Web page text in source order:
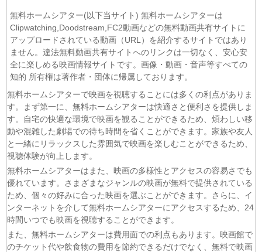
無料ホームシアター(以下当サイト) 無料ホームシアターは
Clipwatching,Doodstream,FC2動画などの無料動画共有サイトに
アップロードされている動画（URL）を紹介するサイトではあり
ません。違法無料動画共有サイトへのリンクは一切なく、安心安
全に楽しめる映画情報サイトです。画像・動画・音声等すべての
知的 所有権は著作者・団体に帰属しております。
無料ホームシアターで映画を視聴することには多くの利点がありま
す。まず第一に、無料ホームシアターは快適さと便利さを提供しま
す。自宅の快適な環境で映画を観ることができるため、煩わしい移
動や混雑した劇場での待ち時間を省くことができます。家族や友人
と一緒にリラックスした雰囲気で映画を楽しむことができるため、
視聴体験が向上します。
無料ホームシアターはまた、映画の多様性とアクセスの容易さでも
優れています。さまざまなジャンルの映画が無料で提供されている
ため、個々の好みに合った映画を選ぶことができます。さらに、イ
ンターネットを介して無料ホームシアターにアクセスするため、24
時間いつでも映画を視聴することができます。
また、無料ホームシアターは費用面での利点もあります。映画館で
のチケット代や飲食物の費用を節約できるだけでなく、無料で映画